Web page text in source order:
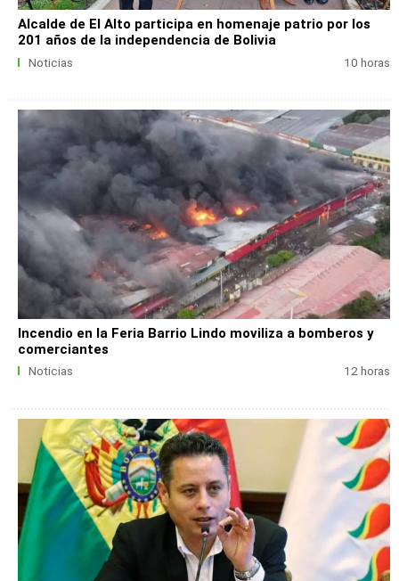
Alcalde de El Alto participa en homenaje patrio por los
201 años de la independencia de Bolivia
Noticias 10 horas
Incendio en la Feria Barrio Lindo moviliza a bomberos y
comerciantes
Noticias 12 horas